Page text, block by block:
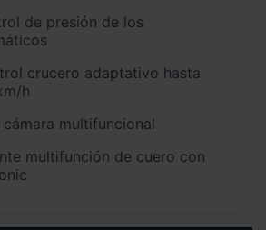
de presión de los
crucero adaptativo hasta
h
cámara multifuncional
multifunción de cuero con